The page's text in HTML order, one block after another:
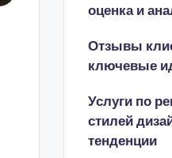
оценка и
Отзывы
ключевые
Услуги по
стилей
тенденции